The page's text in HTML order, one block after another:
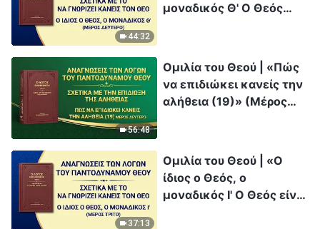
44:32
μοναδικός Θ' Ο Θεός
(Μέρος δεύτερο)
56:48
Ομιλία του Θεού | «Πώς
να επιδιώκει κανείς την
αλήθεια (19)» (Μέρος
37:13
Ομιλία του Θεού | «Ο
ίδιος ο Θεός, ο
μοναδικός Ι' Ο Θεός είναι